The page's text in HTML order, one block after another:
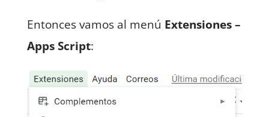
Entonces vamos al menú Extensiones –
Apps Script: